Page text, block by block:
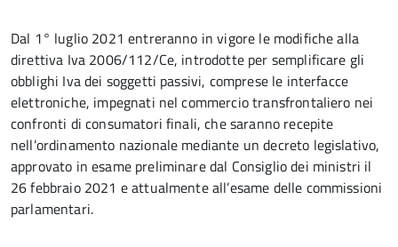
Dal 1° luglio 2021 entreranno in vigore le modifiche alla
direttiva Iva 2006/112/Ce, introdotte per semplificare gli
obblighi Iva dei soggetti passivi, comprese le interfacce
elettroniche, impegnati nel commercio transfrontaliero nei
confronti di consumatori finali, che saranno recepite
nell’ordinamento nazionale mediante un decreto legislativo,
approvato in esame preliminare dal Consiglio dei ministri il
26 febbraio 2021 e attualmente all’esame delle commissioni
parlamentari.